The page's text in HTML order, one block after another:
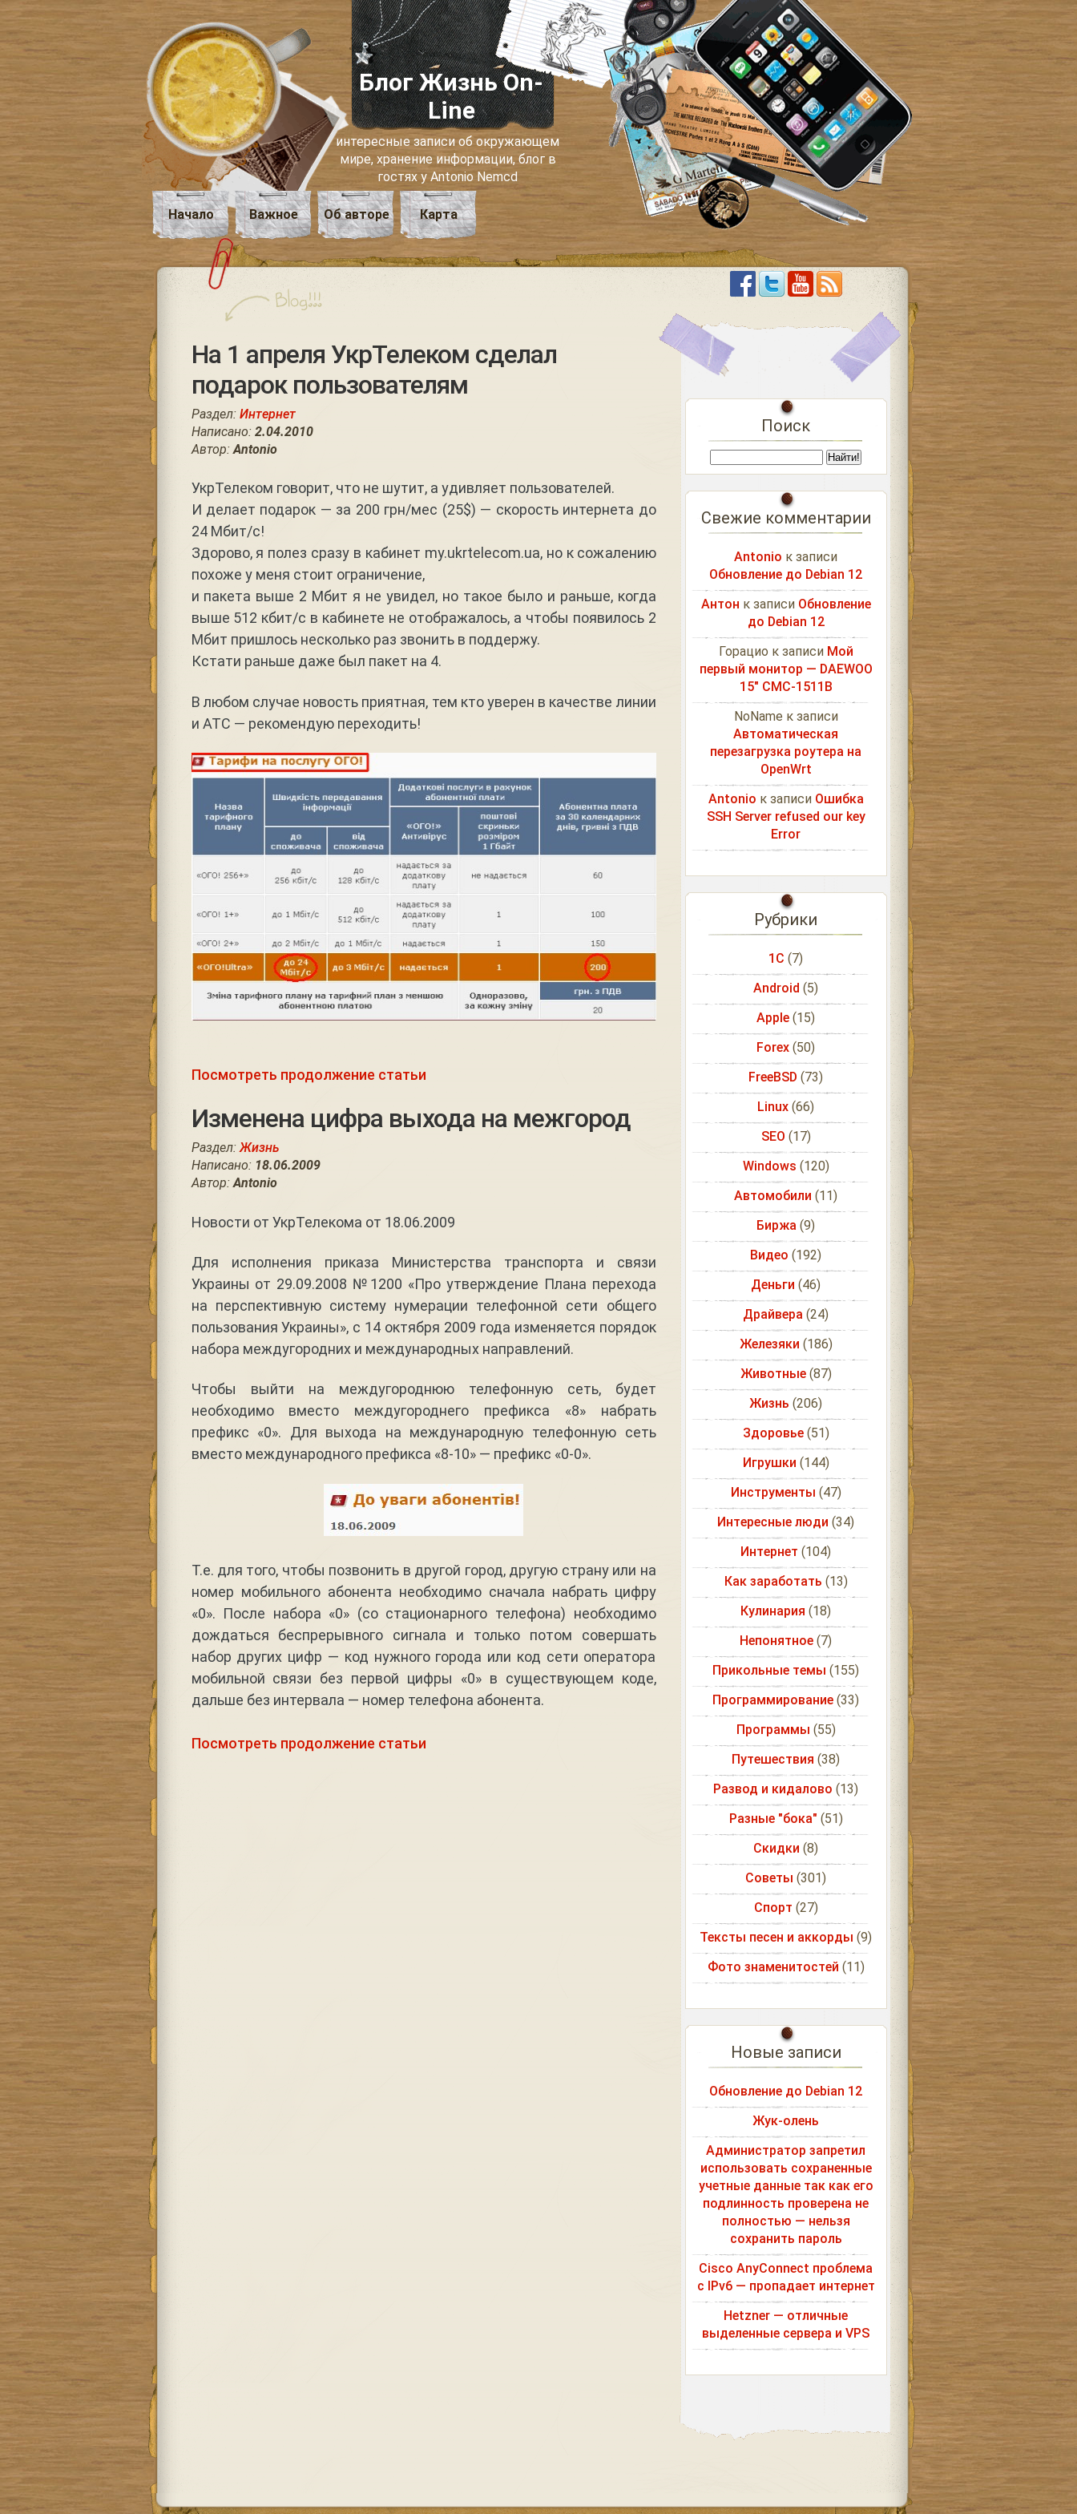
Блог Жизнь On-
Line
интересные записи об окружающем
мире, хранение информации, блог в
гостях у Antonio Nemcd
Начало Важное Об авторе Карта
На 1 апреля УкрТелеком сделал
подарок пользователям
Раздел: Интернет
Написано: 2.04.2010
Автор:Antonio
УкрТелеком говорит, что не шутит, а удивляет пользователей.
И делает подарок — за 200 грн/мес (25$) — скорость интернета до
24 Мбит/с!
Здорово, я полез сразу в кабинет my.ukrtelecom.ua, но к сожалению
похоже у меня стоит ограничение,
и пакета выше 2 Мбит я не увидел, но такое было и раньше, когда
выше 512 кбит/с в кабинете не отображалось, а чтобы появилось 2
Мбит пришлось несколько раз звонить в поддержу.
Кстати раньше даже был пакет на 4.
В любом случае новость приятная, тем кто уверен в качестве линии
и АТС — рекомендую переходить!
Посмотреть продолжение статьи
Изменена цифра выхода на межгород
Раздел:Жизнь
Написано: 18.06.2009
Автор:Antonio
Новости от УкрТелекома от 18.06.2009
Для исполнения приказа Министерства транспорта и связи
Украины от 29.09.2008 №1200 «Про утверждение Плана перехода
на перспективную систему нумерации телефонной сети общего
пользования Украины», с 14 октября 2009 года изменяется порядок
набора междугородних и международных направлений.
Чтобы выйти на междугороднюю телефонную сеть, будет
необходимо вместо междугороднего префикса «8» набрать
префикс «0». Для выхода на международную телефонную сеть
вместо международного префикса «8-10» — префикс «0-0».
Т.е. для того, чтобы позвонить в другой город, другую страну или на
номер мобильного абонента необходимо сначала набрать цифру
«0». После набора «0» (со стационарного телефона) необходимо
дождаться беспрерывного сигнала и только потом совершать
набор других цифр — код нужного города или код сети оператора
мобильной связи без первой цифры «0» в существующем коде,
дальше без интервала — номер телефона абонента.
Посмотреть продолжение статьи
Поиск
Свежие комментарии
Antonio к записи
Обновление до Debian 12
Антон к записи Обновление
до Debian 12
Горацио к записи Мой
первый монитор — DAEWOO
15″ CMC-1511B
NoName к записи
Автоматическая
перезагрузка роутера на
OpenWrt
Antonio к записи Ошибка
SSH Server refused our key
Error
Рубрики
1С (7)
Android (5)
Apple (15)
Forex (50)
FreeBSD (73)
Linux (66)
SEO (17)
Windows (120)
Автомобили (11)
Биржа (9)
Видео (192)
Деньги (46)
Драйвера (24)
Железяки (186)
Животные(87)
Жизнь (206)
Здоровье(51)
Игрушки (144)
Инструменты (47)
Интересные люди (34)
Интернет (104)
Как заработать (13)
Кулинария (18)
Непонятное (7)
Прикольные темы (155)
Программирование (33)
Программы (55)
Путешествия (38)
Развод и кидалово (13)
Разные "бока" (51)
Скидки (8)
Советы (301)
Спорт (27)
Тексты песен и аккорды (9)
Фото знаменитостей (11)
Новые записи
Обновление до Debian 12
Жук-олень
Администратор запретил
использовать сохраненные
учетные данные так как его
подлинность проверена не
полностью — нельзя
сохранить пароль
Cisco AnyConnect проблема
с IPv6 — пропадает интернет
Hetzner — отличные
выделенные сервера и VPS